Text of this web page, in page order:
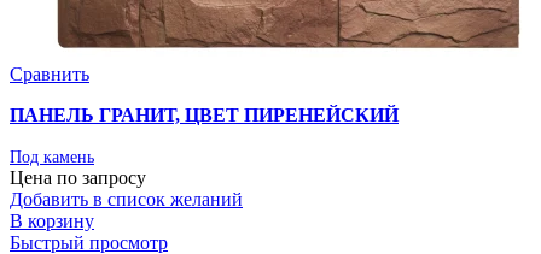
Сравнить
ПАНЕЛЬ ГРАНИТ, ЦВЕТ ПИРЕНЕЙСКИЙ
Под камень
Цена по запросу
Добавить в список желаний
В корзину
Быстрый просмотр